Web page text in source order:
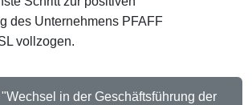
des Unternehmens PFAFF
vollzogen.
in der Geschäftsführung der